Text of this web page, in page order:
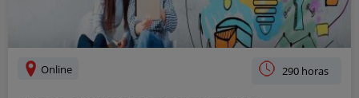
Online 290 horas